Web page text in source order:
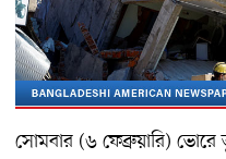
সোমবার (৬ ফেব্রুয়ারি) ভোরে